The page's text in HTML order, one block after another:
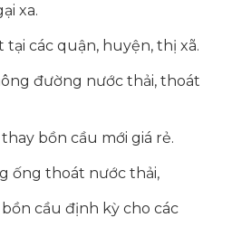
xa.
các quận, huyện, thị xã.
đường nước thải, thoát
bồn cầu mới giá rẻ.
ống thoát nước thải,
cầu định kỳ cho các